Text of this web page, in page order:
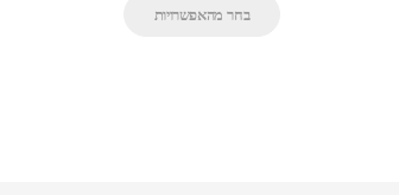
בחר מהאפשרויות